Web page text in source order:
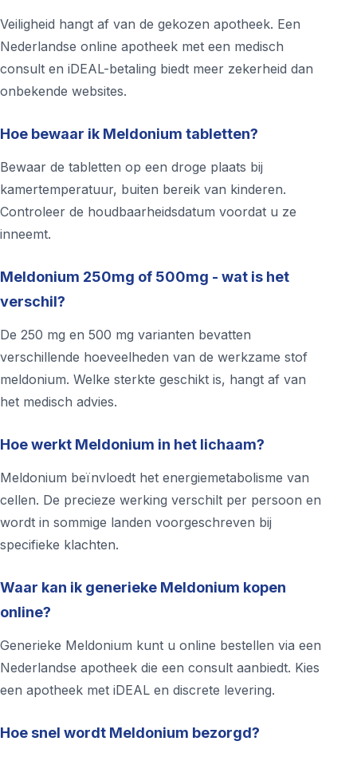
Veiligheid hangt af van de gekozen apotheek. Een
Nederlandse online apotheek met een medisch
consult en iDEAL-betaling biedt meer zekerheid dan
onbekende websites.
Hoe bewaar ik Meldonium tabletten?
Bewaar de tabletten op een droge plaats bij
kamertemperatuur, buiten bereik van kinderen.
Controleer de houdbaarheidsdatum voordat u ze
inneemt.
Meldonium 250mg of 500mg - wat is het
verschil?
De 250 mg en 500 mg varianten bevatten
verschillende hoeveelheden van de werkzame stof
meldonium. Welke sterkte geschikt is, hangt af van
het medisch advies.
Hoe werkt Meldonium in het lichaam?
Meldonium beïnvloedt het energiemetabolisme van
cellen. De precieze werking verschilt per persoon en
wordt in sommige landen voorgeschreven bij
specifieke klachten.
Waar kan ik generieke Meldonium kopen
online?
Generieke Meldonium kunt u online bestellen via een
Nederlandse apotheek die een consult aanbiedt. Kies
een apotheek met iDEAL en discrete levering.
Hoe snel wordt Meldonium bezorgd?